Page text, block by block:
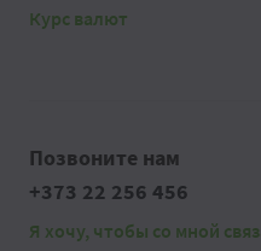
Курс валют
Позвоните нам
+373 22 256 456
Я хочу, чтобы со мной